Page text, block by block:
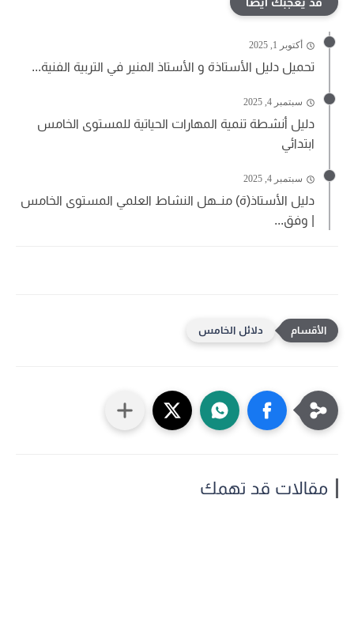
أكتوبر 1, 2025
تحميل دليل الأستاذة و الأستاذ المنير في التربية الفنية...
سبتمبر 4, 2025
دليل أنشطة تنمية المهارات الحياتية للمستوى الخامس
ابتدائي
سبتمبر 4, 2025
دليل الأستاذ(ة) منــهل النشاط العلمي المستوى الخامس
| وفق...
دلائل الخامس
مقالات قد تهمك